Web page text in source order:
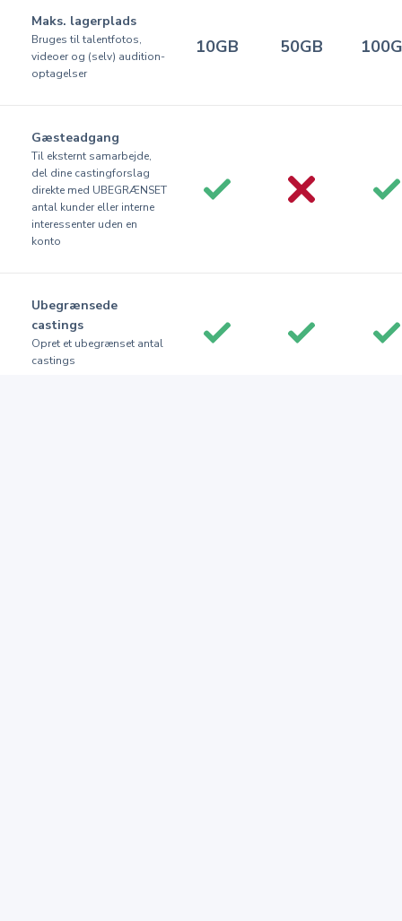
Maks. lagerplads
Bruges til talentfotos,
videoer og (selv) audition-
optagelser
10GB 50GB
Gæsteadgang
Til eksternt samarbejde,
del dine castingforslag
direkte med UBEGRÆNSET
antal kunder eller interne
interessenter uden en
konto
Ubegrænsede
castings
Opret et ubegrænset antal
castings